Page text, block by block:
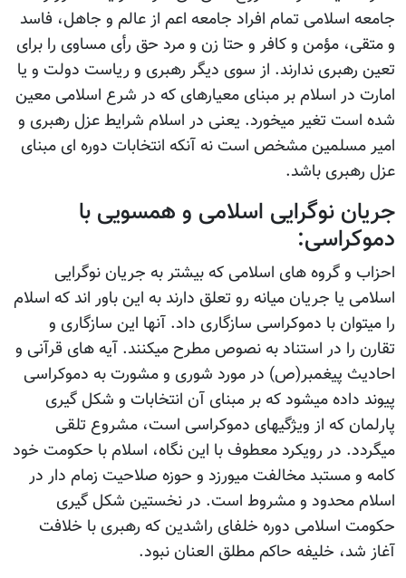
جامعه اسلامی تمام افراد جامعه اعم از عالم و جاهل، فاسد
و متقی، مؤمن و کافر و حتا زن و مرد حق رأی مساوی را برای
تعین رهبری ندارند. از سوی دیگر رهبری و ریاست دولت و یا
امارت در اسلام بر مبنای معیارهای که در شرع اسلامی معین
شده است تغیر میخورد. یعنی در اسلام شرایط عزل رهبری و
امیر مسلمین مشخص است نه آنکه انتخابات دوره ای مبنای
عزل رهبری باشد.
جریان نوگرایی اسلامی و همسویی با
دموکراسی:
احزاب و گروه های اسلامی که بیشتر به جریان نوگرایی
اسلامی یا جریان میانه رو تعلق دارند به این باور اند که اسلام
را میتوان با دموکراسی سازگاری داد. آنها این سازگاری و
تقارن را در استناد به نصوص مطرح میکنند. آیه های قرآنی و
احادیث پیغمبر(ص) در مورد شوری و مشورت به دموکراسی
پیوند داده میشود که بر مبنای آن انتخابات و شکل گیری
پارلمان که از ویژگیهای دموکراسی است، مشروع تلقی
میگردد. در رویکرد معطوف با این نگاه، اسلام با حکومت خود
کامه و مستبد مخالفت میورزد و حوزه صلاحیت زمام دار در
اسلام محدود و مشروط است. در نخستین شکل گیری
حکومت اسلامی دوره خلفای راشدین که رهبری با خلافت
آغاز شد، خلیفه حاکم مطلق العنان نبود.